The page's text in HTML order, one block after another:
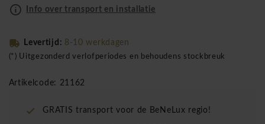
Info over transport en installatie
Levertijd: 8-10 werkdagen
(*) Uitgezonderd verlofperiodes en behoudens stockbreuk
Artikelcode: 21162
GRATIS transport voor de BeNeLux regio!